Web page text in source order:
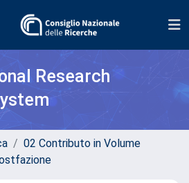
Research
02 Contributo in Volume